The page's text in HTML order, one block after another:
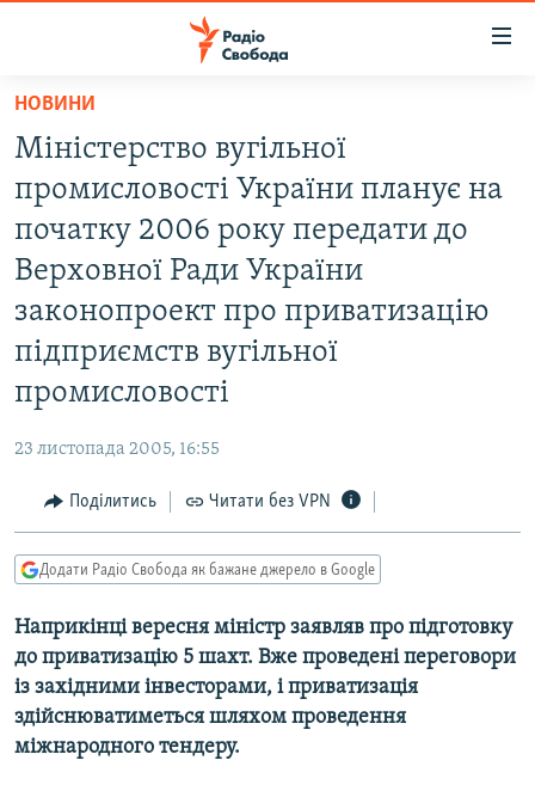
Перейти
основного
матеріалу
Перейти
до
основної
навігації
Перейти
до
пошуку
ВСЕ ЗА ДОБУ
СТАТТІ
СУСПІЛЬСТВО
КУЛЬТУРА
СВІТ
ВІЙНА
РОСІЙСЬКА «ФІЛЬТРАЦІЯ»
ДОНБАС.РЕАЛІЇ
КРИМ.РЕАЛІЇ
КИТАЙ.ВИКЛИКИ
МУЛЬТИМЕДІА
СПЕЦПРОЄКТИ
ПОДКАСТИ
КРИМ РЕАЛІЇ
НОВИНИ
Міністерство вугільної
промисловості України планує на
початку 2006 року передати до
Верховної Ради України
законопроект про приватизацію
підприємств вугільної
промисловості
23 листопада 2005, 16:55
Поділитись Читати без VPN
Додати Радіо Свобода як бажане джерело в Google
Наприкінці вересня міністр заявляв про підготовку
до приватизацію 5 шахт. Вже проведені переговори
із західними інвесторами, і приватизація
здійснюватиметься шляхом проведення
міжнародного тендеру.